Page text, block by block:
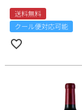
送料無料
クール便対応可能